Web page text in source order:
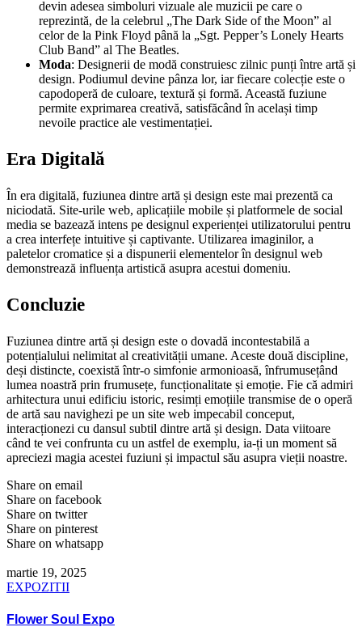
devin adesea simboluri vizuale ale muzicii pe care o
reprezintă, de la celebrul „The Dark Side of the Moon” al
celor de la Pink Floyd până la „Sgt. Pepper’s Lonely Hearts
Club Band” al The Beatles.
Moda: Designerii de modă construiesc zilnic punți între artă și
design. Podiumul devine pânza lor, iar fiecare colecție este o
capodoperă de culoare, textură și formă. Această fuziune
permite exprimarea creativă, satisfăcând în același timp
nevoile practice ale vestimentației.
Era Digitală
În era digitală, fuziunea dintre artă și design este mai prezentă ca
niciodată. Site-urile web, aplicațiile mobile și platformele de social
media se bazează intens pe designul experienței utilizatorului pentru
a crea interfețe intuitive și captivante. Utilizarea imaginilor, a
paletelor cromatice și a dispunerii elementelor în designul web
demonstrează influența artistică asupra acestui domeniu.
Concluzie
Fuziunea dintre artă și design este o dovadă incontestabilă a
potențialului nelimitat al creativității umane. Aceste două discipline,
deși distincte, coexistă într-o simfonie armonioasă, înfrumusețând
lumea noastră prin frumusețe, funcționalitate și emoție. Fie că admiri
arhitectura unui edificiu istoric, resimți emoțiile transmise de o operă
de artă sau navighezi pe un site web impecabil conceput,
interacționezi cu dansul subtil dintre artă și design. Data viitoare
când te vei confrunta cu un astfel de exemplu, ia-ți un moment să
apreciezi magia acestei fuziuni și impactul său asupra vieții noastre.
Share on email
Share on facebook
Share on twitter
Share on pinterest
Share on whatsapp
martie 19, 2025
EXPOZITII
Flower Soul Expo